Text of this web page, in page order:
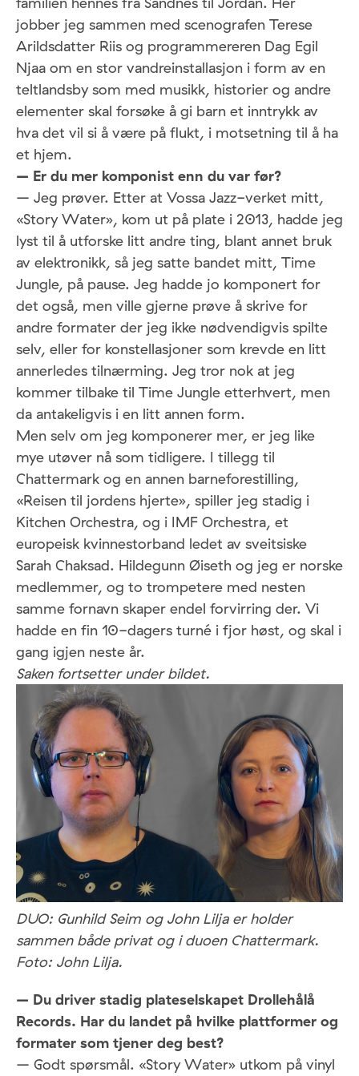
jobber jeg sammen med scenografen Terese
Arildsdatter Riis og programmereren Dag Egil
Njaa om en stor vandreinstallasjon i form av en
teltlandsby som med musikk, historier og andre
elementer skal forsøke å gi barn et inntrykk av
hva det vil si å være på flukt, i motsetning til å ha
et hjem.
– Er du mer komponist enn du var før?
– Jeg prøver. Etter at Vossa Jazz-verket mitt,
«Story Water», kom ut på plate i 2013, hadde jeg
lyst til å utforske litt andre ting, blant annet bruk
av elektronikk, så jeg satte bandet mitt, Time
Jungle, på pause. Jeg hadde jo komponert for
det også, men ville gjerne prøve å skrive for
andre formater der jeg ikke nødvendigvis spilte
selv, eller for konstellasjoner som krevde en litt
annerledes tilnærming. Jeg tror nok at jeg
kommer tilbake til Time Jungle etterhvert, men
da antakeligvis i en litt annen form.
Men selv om jeg komponerer mer, er jeg like
mye utøver nå som tidligere. I tillegg til
Chattermark og en annen barneforestilling,
«Reisen til jordens hjerte», spiller jeg stadig i
Kitchen Orchestra, og i IMF Orchestra, et
europeisk kvinnestorband ledet av sveitsiske
Sarah Chaksad. Hildegunn Øiseth og jeg er norske
medlemmer, og to trompetere med nesten
samme fornavn skaper endel forvirring der. Vi
hadde en fin 10-dagers turné i fjor høst, og skal i
gang igjen neste år.
Saken fortsetter under bildet.
DUO: Gunhild Seim og John Lilja er holder
sammen både privat og i duoen Chattermark.
Foto: John Lilja.
– Du driver stadig plateselskapet Drollehålå
Records. Har du landet på hvilke plattformer og
formater som tjener deg best?
– Godt spørsmål. «Story Water» utkom på vinyl